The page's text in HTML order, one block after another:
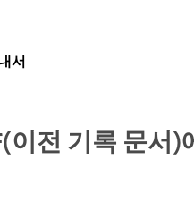
서
이전 기록 문서